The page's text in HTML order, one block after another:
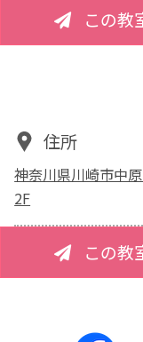
この教
住所
神奈川県川崎市中
2F
この教